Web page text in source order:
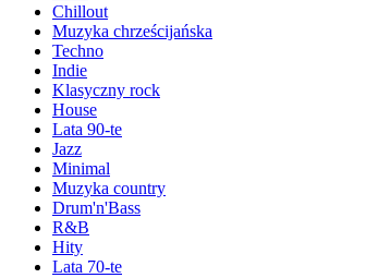
Chillout
Muzyka chrześcijańska
Techno
Indie
Klasyczny rock
House
Lata 90-te
Jazz
Minimal
Muzyka country
Drum'n'Bass
R&B
Hity
Lata 70-te